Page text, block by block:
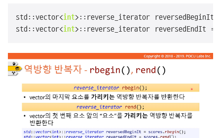
std::vector<int>::reverse_iterator reversedBeginIt
std::vector<int>::reverse_iterator reversedEndIt =